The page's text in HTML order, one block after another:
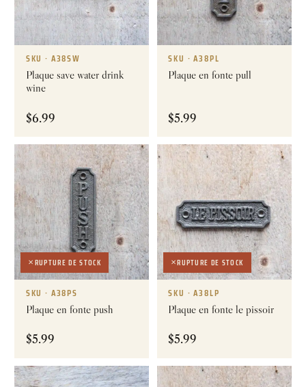
SKU · A38SW
Plaque save water drink
wine
$6.99
SKU · A38PL
Plaque en fonte pull
$5.99
RUPTURE DE STOCK
SKU · A38PS
Plaque en fonte push
$5.99
RUPTURE DE STOCK
SKU · A38LP
Plaque en fonte le pissoir
$5.99